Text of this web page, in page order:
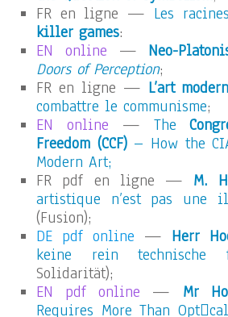
FR en ligne — Les
killer games:
EN online — Neo-
Doors of Perception;
FR en ligne — L’art
combattre le communisme;
EN online — The
Freedom (CCF)– How the
Modern Art;
FR pdf en ligne — M.
artistique n’est pas une
(Fusion);
DE pdf online — Herr
keine rein technische
Solidarität);
EN pdf online — Mr
Requires More Than